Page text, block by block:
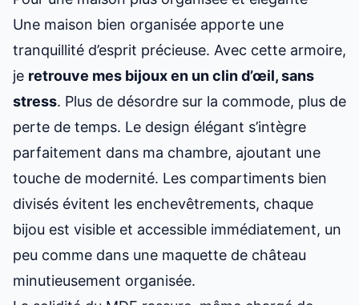
Une maison bien organisée apporte une
tranquillité d’esprit précieuse. Avec cette armoire,
je retrouve mes bijoux en un clin d’œil, sans
stress. Plus de désordre sur la commode, plus de
perte de temps. Le design élégant s’intègre
parfaitement dans ma chambre, ajoutant une
touche de modernité. Les compartiments bien
divisés évitent les enchevêtrements, chaque
bijou est visible et accessible immédiatement, un
peu comme dans une maquette de château
minutieusement organisée.